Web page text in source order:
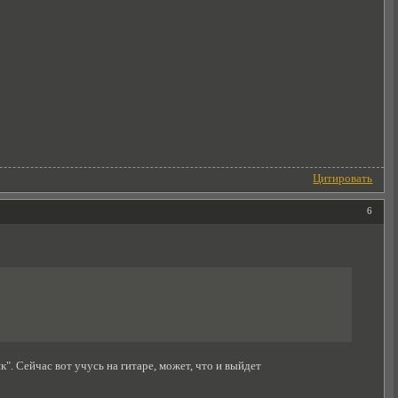
Цитировать
6
Сейчас вот учусь на гитаре, может, что и выйдет